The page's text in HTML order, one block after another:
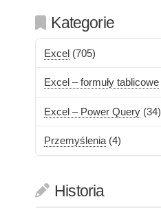
Kategorie
Excel (705)
Excel – formuły tablicowe
Excel – Power Query (34)
Przemyślenia (4)
Historia